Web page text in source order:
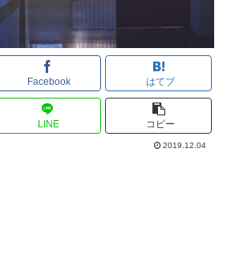
Facebook はてブ
LINE コピー
2019.12.04